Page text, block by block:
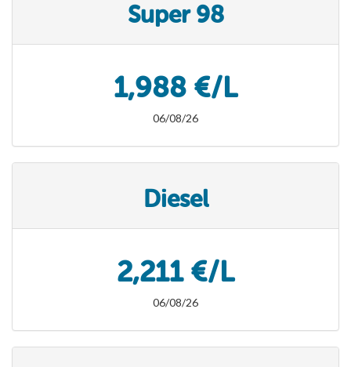
Super 98
1,988 €/L
06/08/26
Diesel
2,211 €/L
06/08/26